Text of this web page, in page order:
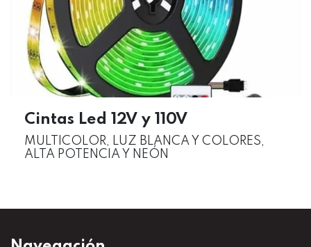
Cintas Led 12V y 110V
MULTICOLOR, LUZ BLANCA Y COLORES,
ALTA POTENCIA Y NEÓN